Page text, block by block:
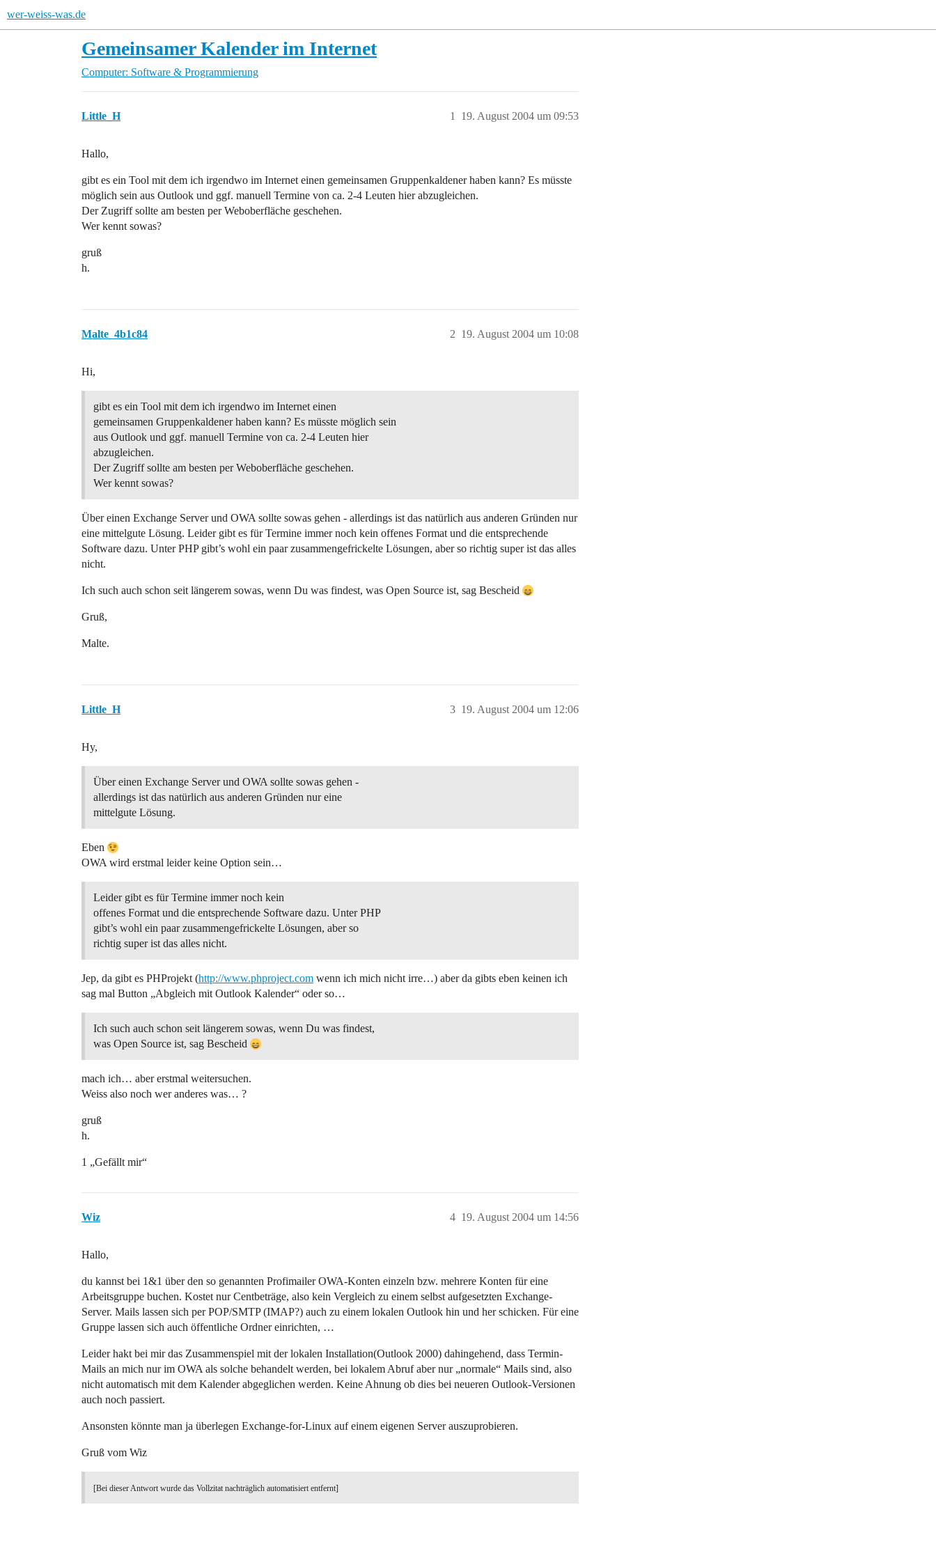
wer-weiss-was.de
Gemeinsamer Kalender im Internet
Computer: Software & Programmierung
Little_H 19. August 2004 um 09:53
1
Hallo,
gibt es ein Tool mit dem ich irgendwo im Internet einen gemeinsamen Gruppenkaldener haben kann? Es müsste
möglich sein aus Outlook und ggf. manuell Termine von ca. 2-4 Leuten hier abzugleichen.
Der Zugriff sollte am besten per Weboberfläche geschehen.
Wer kennt sowas?
gruß
h.
Malte_4b1c84 19. August 2004 um 10:08
2
Hi,
gibt es ein Tool mit dem ich irgendwo im Internet einen
gemeinsamen Gruppenkaldener haben kann? Es müsste möglich sein
aus Outlook und ggf. manuell Termine von ca. 2-4 Leuten hier
abzugleichen.
Der Zugriff sollte am besten per Weboberfläche geschehen.
Wer kennt sowas?
Über einen Exchange Server und OWA sollte sowas gehen - allerdings ist das natürlich aus anderen Gründen nur
eine mittelgute Lösung. Leider gibt es für Termine immer noch kein offenes Format und die entsprechende
Software dazu. Unter PHP gibt’s wohl ein paar zusammengefrickelte Lösungen, aber so richtig super ist das alles
nicht.
Ich such auch schon seit längerem sowas, wenn Du was findest, was Open Source ist, sag Bescheid
Gruß,
Malte.
Little_H 19. August 2004 um 12:06
3
Hy,
Über einen Exchange Server und OWA sollte sowas gehen -
allerdings ist das natürlich aus anderen Gründen nur eine
mittelgute Lösung.
Eben
OWA wird erstmal leider keine Option sein…
Leider gibt es für Termine immer noch kein
offenes Format und die entsprechende Software dazu. Unter PHP
gibt’s wohl ein paar zusammengefrickelte Lösungen, aber so
richtig super ist das alles nicht.
Jep, da gibt es PHProjekt (http://www.phproject.com wenn ich mich nicht irre…) aber da gibts eben keinen ich
sag mal Button „Abgleich mit Outlook Kalender“ oder so…
Ich such auch schon seit längerem sowas, wenn Du was findest,
was Open Source ist, sag Bescheid
mach ich… aber erstmal weitersuchen.
Weiss also noch wer anderes was… ?
gruß
h.
1 „Gefällt mir“
Wiz 19. August 2004 um 14:56
4
Hallo,
du kannst bei 1&1 über den so genannten Profimailer OWA-Konten einzeln bzw. mehrere Konten für eine
Arbeitsgruppe buchen. Kostet nur Centbeträge, also kein Vergleich zu einem selbst aufgesetzten Exchange-
Server. Mails lassen sich per POP/SMTP (IMAP?) auch zu einem lokalen Outlook hin und her schicken. Für eine
Gruppe lassen sich auch öffentliche Ordner einrichten, …
Leider hakt bei mir das Zusammenspiel mit der lokalen Installation(Outlook 2000) dahingehend, dass Termin-
Mails an mich nur im OWA als solche behandelt werden, bei lokalem Abruf aber nur „normale“ Mails sind, also
nicht automatisch mit dem Kalender abgeglichen werden. Keine Ahnung ob dies bei neueren Outlook-Versionen
auch noch passiert.
Ansonsten könnte man ja überlegen Exchange-for-Linux auf einem eigenen Server auszuprobieren.
Gruß vom Wiz
[Bei dieser Antwort wurde das Vollzitat nachträglich automatisiert entfernt]